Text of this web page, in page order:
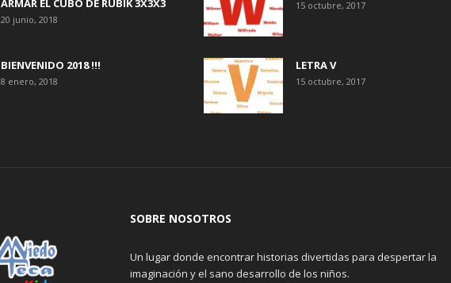
ARMAR EL CUBO DE RUBIK 3X3X3
20 junio, 2018
BIENVENIDO 2018 !!!
8 enero, 2018
15 octubre, 2017
LETRA V
15 octubre, 2017
SOBRE NOSOTROS
Un lugar donde encontrar historias divertidas para despertar la
imaginación y el sano desarrollo de los niños.